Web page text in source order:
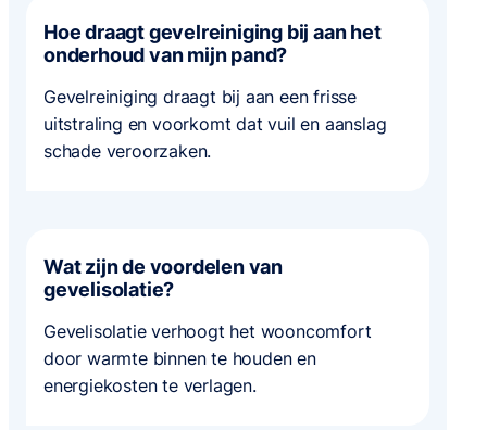
Hoe draagt gevelreiniging bij aan het
onderhoud van mijn pand?
Gevelreiniging draagt bij aan een frisse
uitstraling en voorkomt dat vuil en aanslag
schade veroorzaken.
Wat zijn de voordelen van
gevelisolatie?
Gevelisolatie verhoogt het wooncomfort
door warmte binnen te houden en
energiekosten te verlagen.